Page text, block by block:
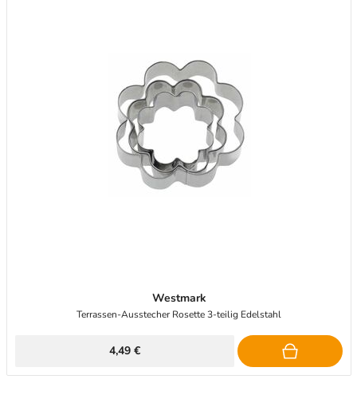
Westmark
Terrassen-Ausstecher Rosette 3-teilig Edelstahl
4,49 €